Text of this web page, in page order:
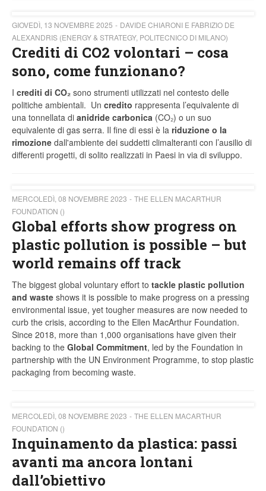
GIOVEDÌ, 13 NOVEMBRE 2025
DAVIDE CHIARONI E FABRIZIO DE
ALEXANDRIS (ENERGY & STRATEGY, POLITECNICO DI MILANO)
Crediti di CO2 volontari – cosa
sono, come funzionano?
I crediti di CO₂ sono strumenti utilizzati nel contesto delle
politiche ambientali. Un credito rappresenta l’equivalente di
una tonnellata di anidride carbonica (CO₂) o un suo
equivalente di gas serra. Il fine di essi è la riduzione o la
rimozione dall'ambiente dei suddetti climalteranti con l’ausilio di
differenti progetti, di solito realizzati in Paesi in via di sviluppo.
MERCOLEDÌ, 08 NOVEMBRE 2023
THE ELLEN MACARTHUR
FOUNDATION ()
Global efforts show progress on
plastic pollution is possible – but
world remains off track
The biggest global voluntary effort to tackle plastic pollution
and waste shows it is possible to make progress on a pressing
environmental issue, yet tougher measures are now needed to
curb the crisis, according to the Ellen MacArthur Foundation.
Since 2018, more than 1,000 organisations have given their
backing to the Global Commitment, led by the Foundation in
partnership with the UN Environment Programme, to stop plastic
packaging from becoming waste.
MERCOLEDÌ, 08 NOVEMBRE 2023
THE ELLEN MACARTHUR
FOUNDATION ()
Inquinamento da plastica: passi
avanti ma ancora lontani
dall’obiettivo